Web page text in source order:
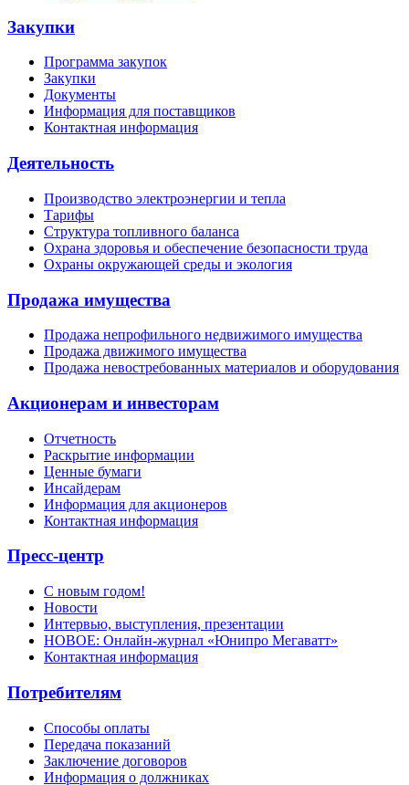
Закупки
Программа закупок
Закупки
Документы
Информация для поставщиков
Контактная информация
Деятельность
Производство электроэнергии и тепла
Тарифы
Структура топливного баланса
Охрана здоровья и обеспечение безопасности труда
Охраны окружающей среды и экология
Продажа имущества
Продажа непрофильного недвижимого имущества
Продажа движимого имущества
Продажа невостребованных материалов и оборудования
Акционерам и инвесторам
Отчетность
Раскрытие информации
Ценные бумаги
Инсайдерам
Информация для акционеров
Контактная информация
Пресс-центр
С новым годом!
Новости
Интервью, выступления, презентации
НОВОЕ: Онлайн-журнал «Юнипро Мегаватт»
Контактная информация
Потребителям
Способы оплаты
Передача показаний
Заключение договоров
Информация о должниках